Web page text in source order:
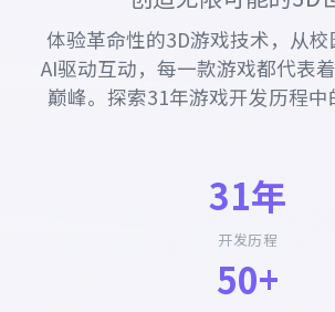
体验革命性的3D游戏技术，从
AI驱动互动，每一款游戏都代表
巅峰。探索31年游戏开发历程中
31年
开发历程
50+